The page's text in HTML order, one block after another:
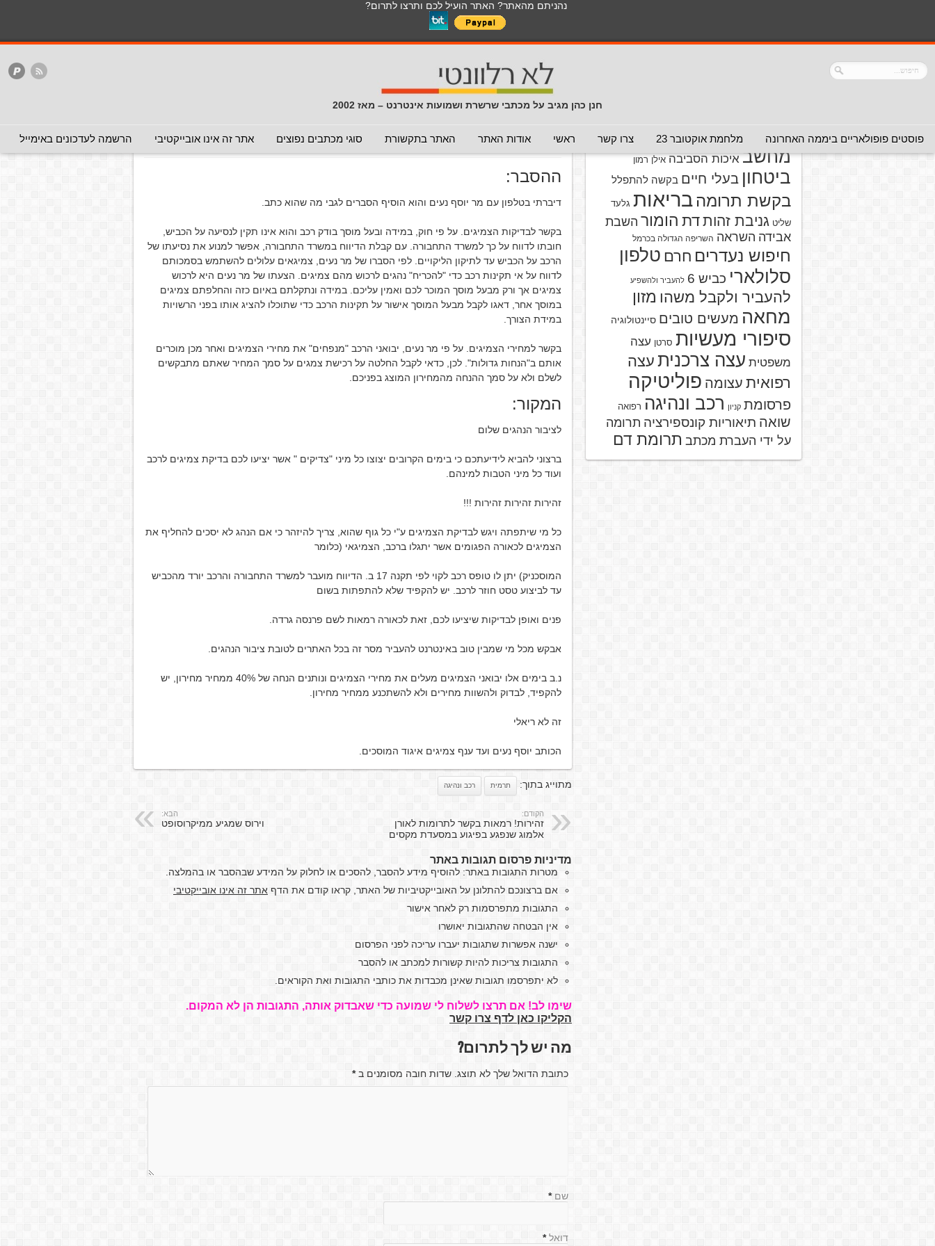
נהניתם מהאתר? האתר הועיל לכם ותרצו לתרום?
חנן כהן מגיב על מכתבי שרשרת ושמועות אינטרנט – מאז 2002
פוסטים פופולאריים ביממה האחרונה מלחמת אוקטובר 23 צרו קשר ראשי אודות האתר האתר בתקשורת סוגי מכתבים נפוצים אתר זה אינו אובייקטיבי הרשמה לעדכונים באימייל
לכל התכנים באתר בנושא נגיף הקורונה
כללי מכתב חוזר מכתבים נפוצים המלצה - לא להעביר המלצה - אפשר להעביר
המלצה - לכאן ולכאן
הנך כאן:דף הבית/המלצה - אפשר להעביר/זהירות מצמיגאים לא ישרים
ההסבר:
דיברתי בטלפון עם מר יוסף נעים והוא הוסיף הסברים לגבי מה שהוא כתב.
בקשר לבדיקות הצמיגים. על פי חוק, במידה ובעל מוסך בודק רכב והוא אינו תקין לנסיעה על הכביש,
חובתו לדווח על כך למשרד התחבורה. עם קבלת הדיווח במשרד התחבורה, אפשר למנוע את נסיעתו של
הרכב על הכביש עד לתיקון הליקויים. לפי הסברו של מר נעים, צמיגאים עלולים להשתמש בסמכותם
לדווח על אי תקינות רכב כדי "להכריח" נהגים לרכוש מהם צמיגים. הצעתו של מר נעים היא לרכוש
צמיגים אך ורק מבעל מוסך המוכר לכם ואמין עליכם. במידה ונתקלתם באיום כזה והחלפתם צמיגים
במוסך אחר, דאגו לקבל מבעל המוסך אישור על תקינות הרכב כדי שתוכלו להציג אותו בפני הרשויות
במידת הצורך.
בקשר למחירי הצמיגים. על פי מר נעים, יבואני הרכב "מנפחים" את מחירי הצמיגים ואחר מכן מוכרים
אותם ב"הנחות גדולות". לכן, כדאי לקבל החלטה על רכישת צמגים על סמך המחיר שאתם מתבקשים
לשלם ולא על סמך ההנחה מהמחירון המוצג בפניכם.
המקור:
לציבור הנהגים שלום
ברצוני להביא לידיעתכם כי בימים הקרובים יצוצו כל מיני "צדיקים " אשר יציעו לכם בדיקת צמיגים לרכב
ועוד כל מיני הטבות למינהם.
זהירות זהירות זהירות !!!
כל מי שיתפתה ויגש לבדיקת הצמיגים ע"י כל גוף שהוא, צריך להיזהר כי אם הנהג לא יסכים להחליף את
הצמיגים לכאורה הפגומים אשר יתגלו ברכב, הצמיגאי (כלומר
המוסכניק) יתן לו טופס רכב לקוי לפי תקנה 17 ב. הדיווח מועבר למשרד התחבורה והרכב יורד מהכביש
עד לביצוע טסט חוזר לרכב. יש להקפיד שלא להתפתות בשום
פנים ואופן לבדיקות שיציעו לכם, זאת לכאורה רמאות לשם פרנסה גרדה.
אבקש מכל מי שמבין טוב באינטרנט להעביר מסר זה בכל האתרים לטובת ציבור הנהגים.
נ.ב בימים אלו יבואני הצמיגים מעלים את מחירי הצמיגים ונותנים הנחה של 40% ממחיר מחירון, יש
להקפיד, לבדוק ולהשוות מחירים ולא להשתכנע ממחיר מחירון.
זה לא ריאלי
הכותב יוסף נעים ועד ענף צמיגים איגוד המוסכים.
מתוייג בתוך: תרמית רכב ונהיגה
הקודם:
זהירות! רמאות בקשר לתרומות לאורן
אלמוג שנפגע בפיגוע במסעדת מקסים
הבא:
וירוס שמגיע ממיקרוסופט
מדיניות פרסום תגובות באתר
מטרות התגובות באתר: להוסיף מידע להסבר, להסכים או לחלוק על המידע שבהסבר או בהמלצה.
אם ברצונכם להתלונן על האובייקטיביות של האתר, קראו קודם את הדף אתר זה אינו אובייקטיבי
התגובות מתפרסמות רק לאחר אישור
אין הבטחה שהתגובות יאושרו
ישנה אפשרות שתגובות יעברו עריכה לפני הפרסום
התגובות צריכות להיות קשורות למכתב או להסבר
לא יתפרסמו תגובות שאינן מכבדות את כותבי התגובות ואת הקוראים.
שימו לב! אם תרצו לשלוח לי שמועה כדי שאבדוק אותה, התגובות הן לא המקום.
הקליקו כאן לדף צרו קשר
מה יש לך לתרום?
כתובת הדואל שלך לא תוצג. שדות חובה מסומנים ב*
שם *
דואל *
מפני מוצריםאזהרת וירוס
מחשב איכות הסביבה אילן רמון
ביטחון בעלי חיים בקשה להתפלל
בקשת תרומהבריאות גלעד
שליט גניבת זהותדת הומור השבת
אבידה השראה השריפה הגדולה בכרמל
חיפוש נעדרים חרם טלפון
סלולארי כביש 6 להעביר ולהשפיע
להעביר ולקבל משהו מזון
מחאה מעשים טובים סיינטולוגיה
סיפורי מעשיות סרטן עצה
משפטית עצה צרכנית עצה
רפואית עצומה פוליטיקה
פרסומת קניון רכב ונהיגה רפואה
שואה תיאוריות קונספירציה תרומה
על ידי העברת מכתב תרומת דם